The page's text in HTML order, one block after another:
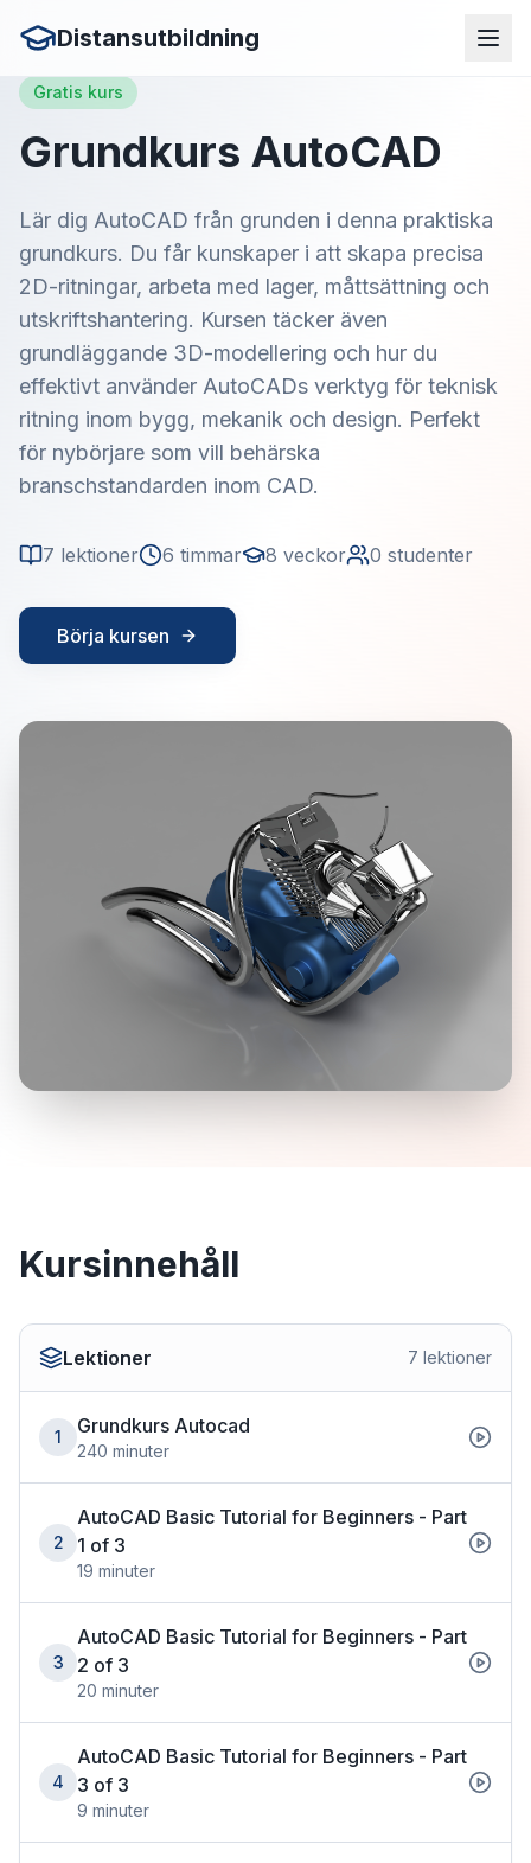
Distansutbildning
Gratis kurs
Grundkurs AutoCAD
Lär dig AutoCAD från grunden i denna praktiska
grundkurs. Du får kunskaper i att skapa precisa
2D-ritningar, arbeta med lager, måttsättning och
utskriftshantering. Kursen täcker även
grundläggande 3D-modellering och hur du
effektivt använder AutoCADs verktyg för teknisk
ritning inom bygg, mekanik och design. Perfekt
för nybörjare som vill behärska
branschstandarden inom CAD.
7 lektioner 6 timmar 8 veckor 0 studenter
Börja kursen
Kursinnehåll
Lektioner 7 lektioner
1 Grundkurs Autocad
240 minuter
2
AutoCAD Basic Tutorial for Beginners - Part
1 of 3
19 minuter
3
AutoCAD Basic Tutorial for Beginners - Part
2 of 3
20 minuter
4
AutoCAD Basic Tutorial for Beginners - Part
3 of 3
9 minuter